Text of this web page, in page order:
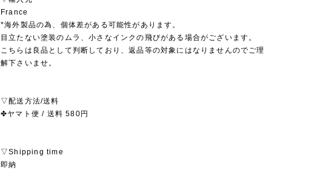
France
*海外製品の為、個体差がある可能性があります。
目立たない塗装のムラ、小さなインクの飛びがある場合がございます。
こちらは良品として判断しており、返品等の対象にはなりませんのでご理
解下さいませ。
▽配送方法/送料
✤ヤマト便 / 送料 580円
▽Shipping time
即納